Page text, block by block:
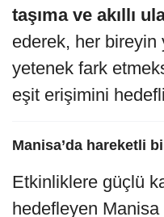
taşıma ve akıllı
ederek, her
yetenek fark
eşit erişimini
Manisa’da hareketli
Etkinliklere güçlü
hedefleyen